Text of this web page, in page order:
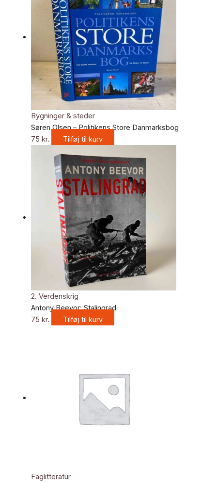
Bygninger & steder
Søren Olsen – Politikens Store Danmarksbog
75 kr. Tilføj til kurv
2. Verdenskrig
Antony Beevor: Stalingrad
75 kr. Tilføj til kurv
Faglitteratur